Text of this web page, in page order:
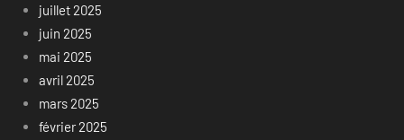
juillet 2025
juin 2025
mai 2025
avril 2025
mars 2025
février 2025